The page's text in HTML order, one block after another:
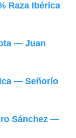
Raza Ibérica
— Juan
— Señorío
Sánchez —